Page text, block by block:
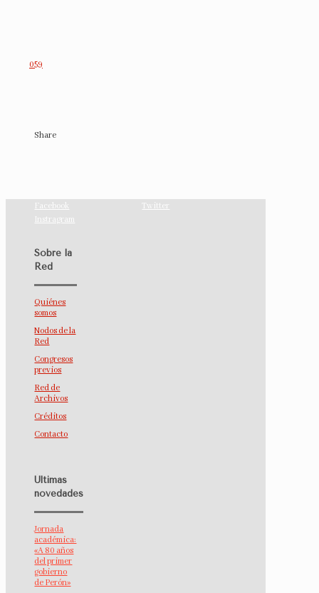
059
Share
Facebook
Twitter
Instragram
Sobre la
Red
Quiénes
somos
Nodos de la
Red
Congresos
previos
Red de
Archivos
Créditos
Contacto
Últimas
novedades
Jornada
académica:
«A 80 años
del primer
gobierno
de Perón»